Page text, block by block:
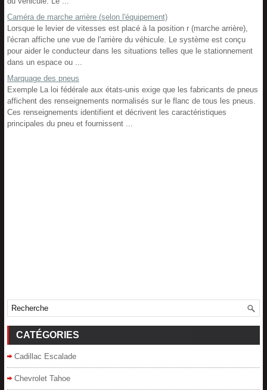
Caméra de marche arrière (selon l'équipement)
Lorsque le levier de vitesses est placé à la position r (marche arrière),
l'écran affiche une vue de l'arrière du véhicule. Le système est conçu
pour aider le conducteur dans les situations telles que le stationnement
dans un espace ou ...
Marquage des pneus
Exemple La loi fédérale aux états-unis exige que les fabricants de pneus
affichent des renseignements normalisés sur le flanc de tous les pneus.
Ces renseignements identifient et décrivent les caractéristiques
principales du pneu et fournissent ...
CATÉGORIES
Cadillac Escalade
Chevrolet Tahoe